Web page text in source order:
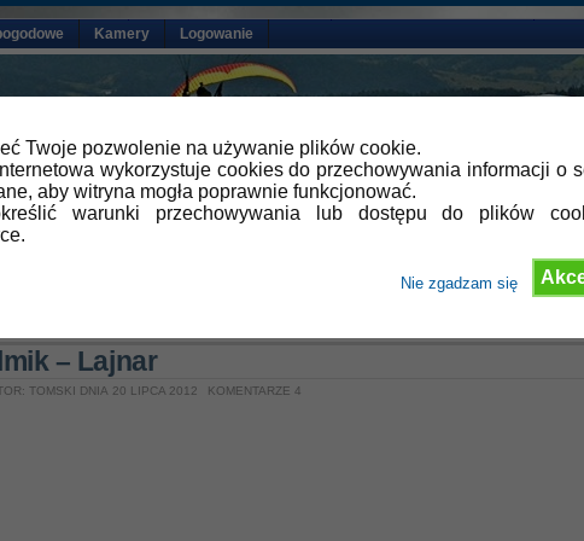
Twoje pozwolenie na używanie plików cookie.
wykorzystuje cookies do przechowywania informacji o
aby witryna mogła poprawnie funkcjonować.
warunki przechowywania lub dostępu do plików
Nie zgadzam się
Kamery Logowanie
– Lajnar
TOMSKI DNIA 20 LIPCA 2012 KOMENTARZE 4